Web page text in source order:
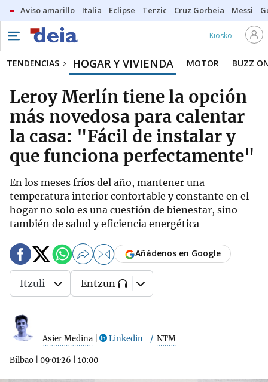
Aviso amarillo Italia Eclipse Terzic Cruz Gorbeia Messi
Kiosko
TENDENCIAS HOGAR Y VIVIENDA MOTOR BUZZ
Leroy Merlín tiene la opción
más novedosa para calentar
la casa: "Fácil de instalar y
que funciona perfectamente"
En los meses fríos del año, mantener una
temperatura interior confortable y constante en el
hogar no solo es una cuestión de bienestar, sino
también de salud y eficiencia energética
Asier Medina Linkedin NTM
Bilbao 09·01·26 10:00
Añádenos en Google
Itzuli Entzun